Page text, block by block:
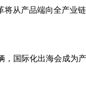
从产品端向全产业
国际化出海会成为